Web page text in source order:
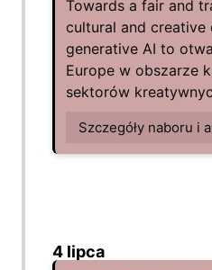
Towards a fair and
cultural and
generative AI to
Europe w obszarze
sektorów
Szczegóły naboru i
4 lipca